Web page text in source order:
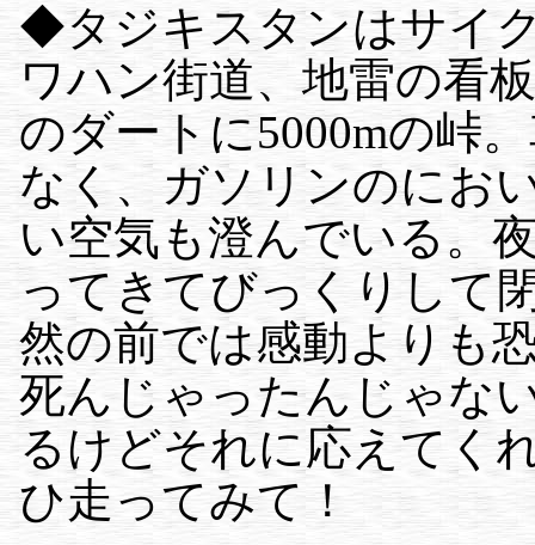
◆タジキスタンはサイ
ワハン街道、地雷の看
のダートに5000mの峠
なく、ガソリンのにお
い空気も澄んでいる。
ってきてびっくりして
然の前では感動よりも
死んじゃったんじゃな
るけどそれに応えてく
ひ走ってみて！